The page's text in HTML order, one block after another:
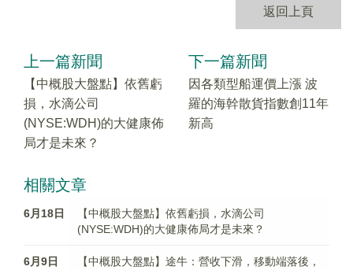
返回上頁
上一篇新聞
【中概股大盤點】依舊虧
損，水滴公司
(NYSE:WDH)的大健康佈
局才是未來？
下一篇新聞
因各類型船運價上漲 波
羅的海幹散貨指數創11年
新高
相關文章
6月18日
【中概股大盤點】依舊虧損，水滴公司
(NYSE:WDH)的大健康佈局才是未來？
6月9日
【中概股大盤點】途牛：營收下滑，移動端落後，